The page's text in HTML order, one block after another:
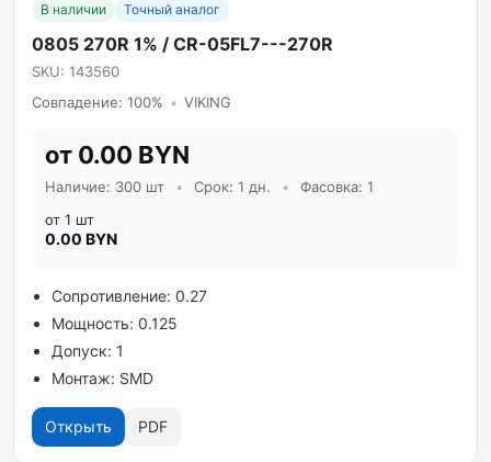
В наличии Точный аналог
0805 270R 1% / CR-05FL7---270R
SKU: 143560
Совпадение: 100% • VIKING
от 0.00 BYN
Наличие: 300 шт • Срок: 1 дн. •
Фасовка: 1
от 1 шт
0.00 BYN
Сопротивление: 0.27
Мощность: 0.125
Допуск: 1
Монтаж: SMD
Открыть PDF